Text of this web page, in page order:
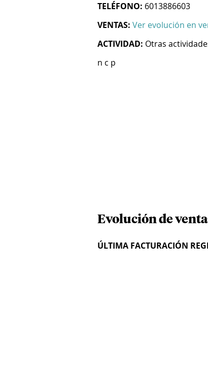
TELÉFONO: 6013886603
VENTAS: Ver evolución en
ACTIVIDAD: Otras
n c p
Evolución de
ÚLTIMA FACTURACIÓN